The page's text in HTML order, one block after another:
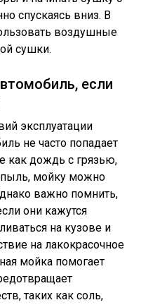
спускаясь вниз. В
воздушные
сушки.
если
эксплуатации
не часто попадает
как дождь с грязью,
пыль, мойку можно
важно помнить,
они кажутся
на кузове и
на лакокрасочное
мойка помогает
таких как соль,